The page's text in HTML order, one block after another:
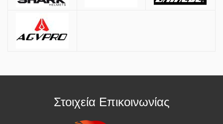
κατάστημα. Η παραλαβή πρέπει να γίνει εντός
διαφορετικά η παραγγελία ακυρώνεται.
Στοιχεία Επικοινωνίας